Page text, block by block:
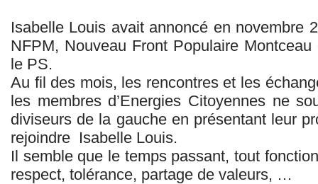
Isabelle Louis avait annoncé en novembre
NFPM, Nouveau Front Populaire
le PS.
Au fil des mois, les rencontres et les
les membres d’Energies Citoyennes ne
diviseurs de la gauche en présentant leur
rejoindre Isabelle Louis.
Il semble que le temps passant, tout
respect, tolérance, partage de valeurs, …